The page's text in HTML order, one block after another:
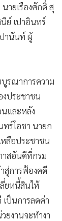
ายเรืองศักดิ์ สุ
ย์ เปาอินทร์
านันท์ ผู้
บูรณาการความ
ประชาชน
และหลัง
ร์โอชา นายก
หลือประชาชน
าสอันดีที่กรม
สู่การฟ้องคดี
ลี่ยหนี้สินให้
ป็นการลดค่า
ยงานจะทำงา